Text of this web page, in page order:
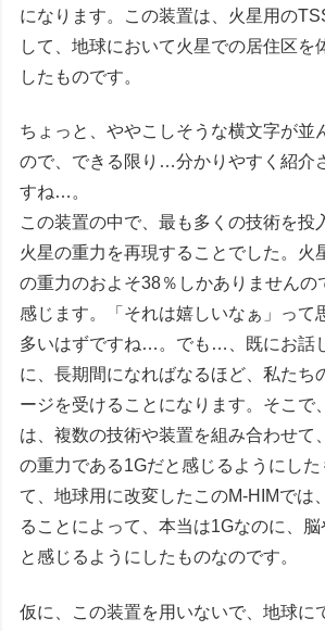
になります。この装置は、火星用の
して、地球において火星での居住区を
したものです。
ちょっと、ややこしそうな横文字が並
ので、できる限り…分かりやすく紹介
すね…。
この装置の中で、最も多くの技術を投
火星の重力を再現することでした。火
の重力のおよそ38％しかありませんの
感じます。「それは嬉しいなぁ」って
多いはずですね…。でも…、既にお話
に、長期間になればなるほど、私たち
ージを受けることになります。そこで
は、複数の技術や装置を組み合わせて
の重力である1Gだと感じるようにした
て、地球用に改変したこのM-HIMでは
ることによって、本当は1Gなのに、
と感じるようにしたものなのです。
仮に、この装置を用いないで、地球に